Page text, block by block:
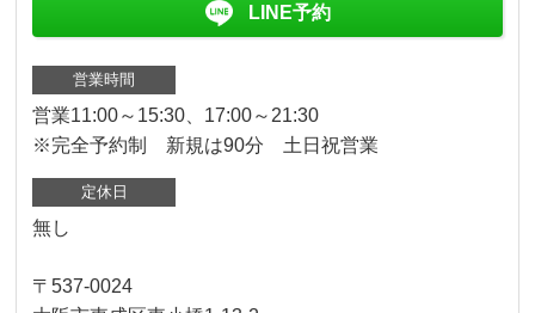
LINE予約
営業時間
営業11:00～15:30、17:00～21:30
※完全予約制 新規は90分 土日祝営業
定休日
無し
〒537-0024